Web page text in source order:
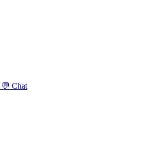
💬 Chat